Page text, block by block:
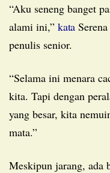
“Aku seneng banget pas pertama kali liat menara cacing
alami ini,” kata
penulis senior.
“Selama ini menara cacing alami cuma ada di imajinasi
kita. Tapi dengan
yang besar, kita
mata.”
Meskipun jarang, ada beberapa contoh hewan yang